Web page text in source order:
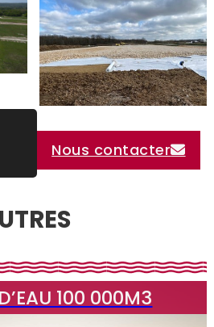
Nous contacter
100 000M3